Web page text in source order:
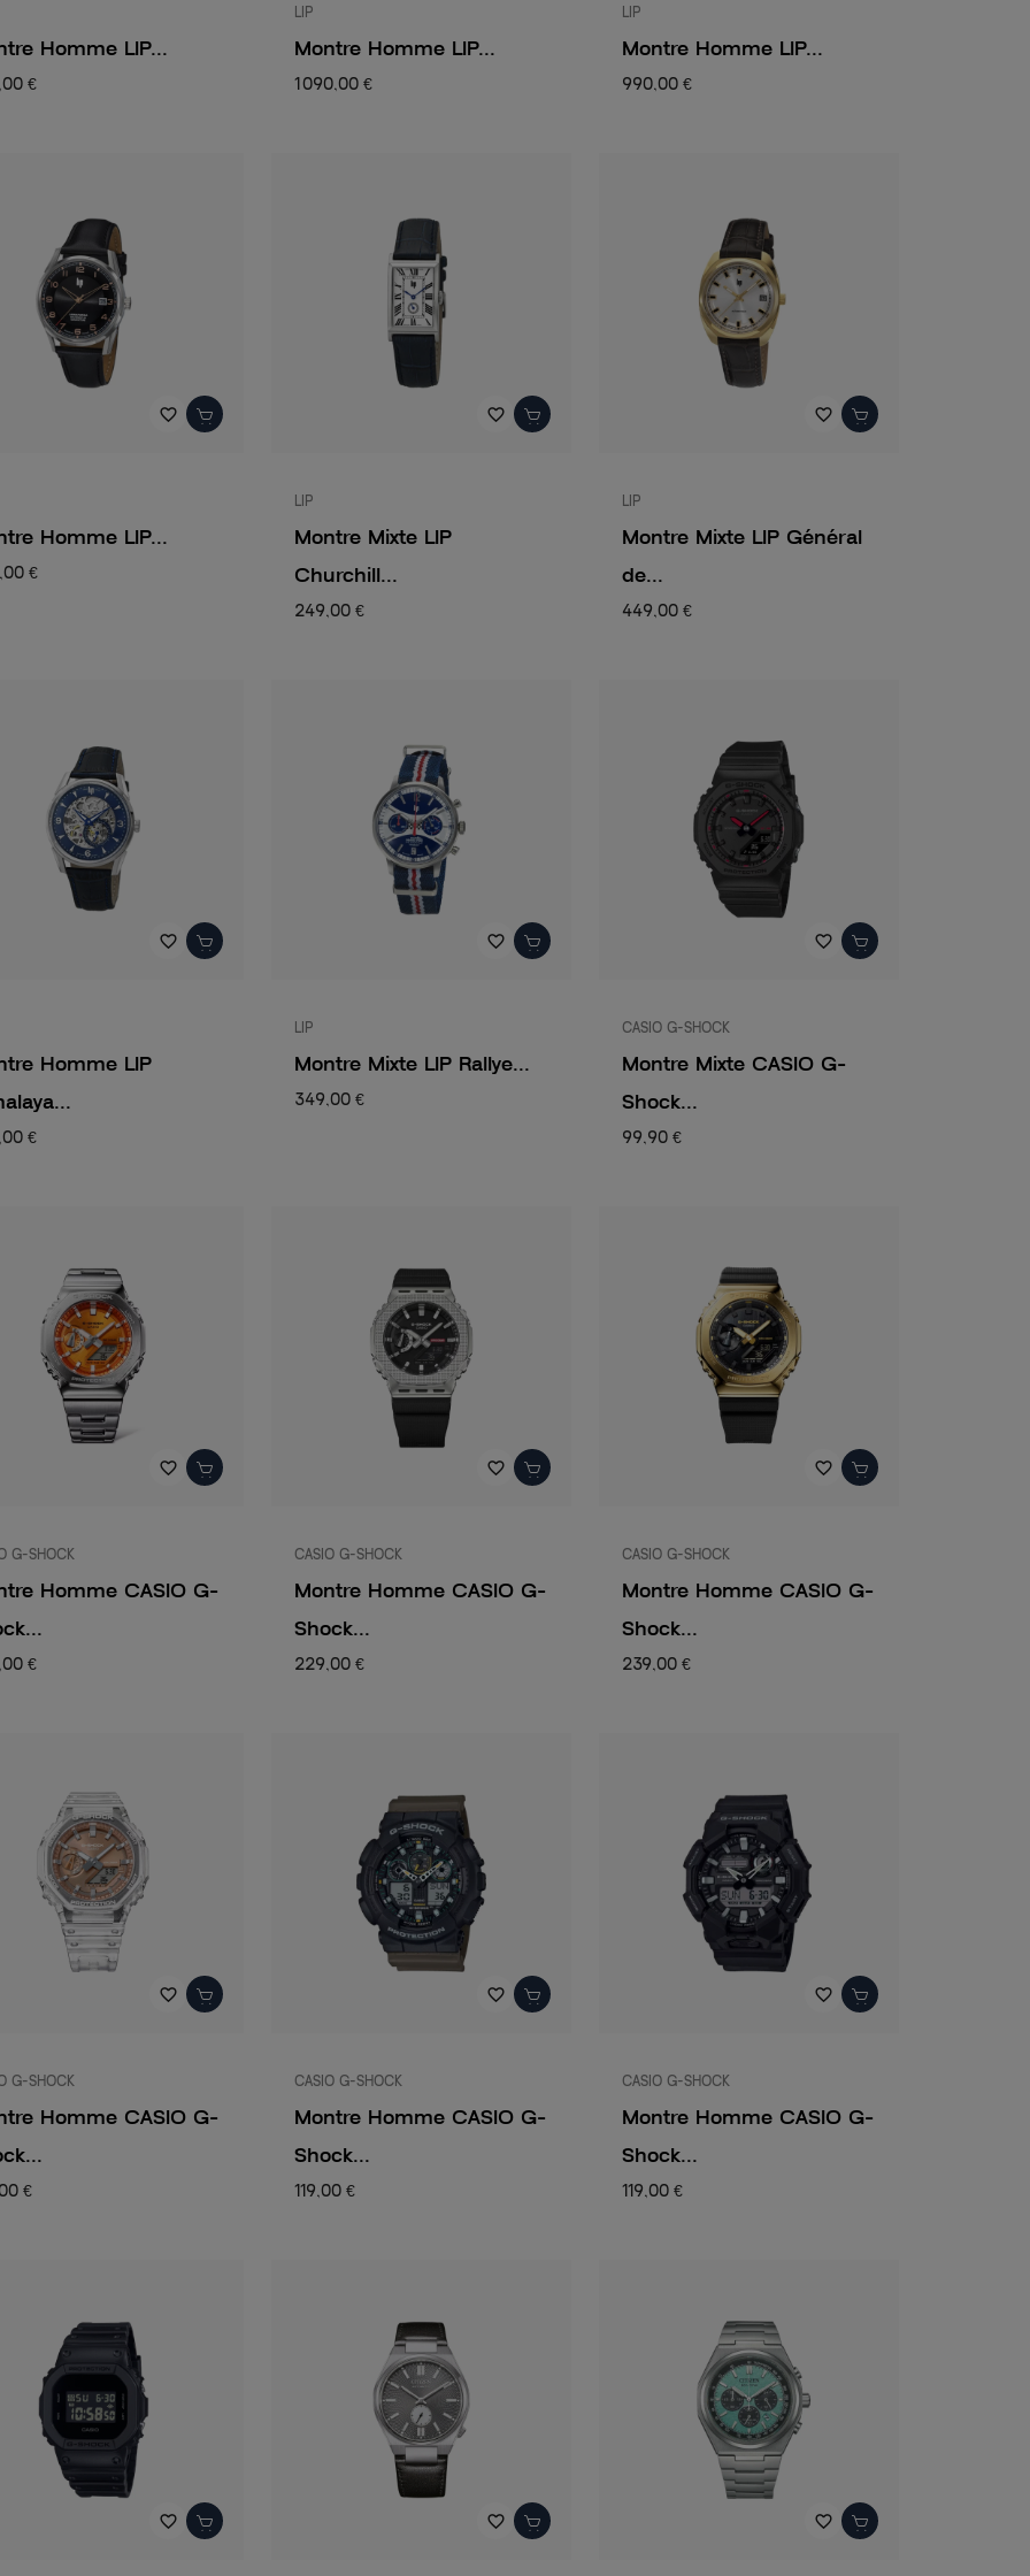
Homme LIP...
€
LIP
Montre Homme LIP...
1 090,00 €
LIP
Montre Homme LIP...
990,00 €
favorite_border
Homme LIP...
€
favorite_border
LIP
Montre Mixte LIP
Churchill...
249,00 €
favorite_border
LIP
Montre Mixte LIP Général
de...
449,00 €
favorite_border
Homme LIP
€
favorite_border
LIP
Montre Mixte LIP Rallye...
349,00 €
favorite_border
CASIO G-SHOCK
Montre Mixte CASIO G-
Shock...
99,90 €
favorite_border
G-SHOCK
Homme CASIO G-
€
favorite_border
CASIO G-SHOCK
Montre Homme CASIO G-
Shock...
229,00 €
favorite_border
CASIO G-SHOCK
Montre Homme CASIO G-
Shock...
239,00 €
favorite_border
G-SHOCK
Homme CASIO G-
€
favorite_border
CASIO G-SHOCK
Montre Homme CASIO G-
Shock...
119,00 €
favorite_border
CASIO G-SHOCK
Montre Homme CASIO G-
Shock...
119,00 €
favorite_border favorite_border favorite_border